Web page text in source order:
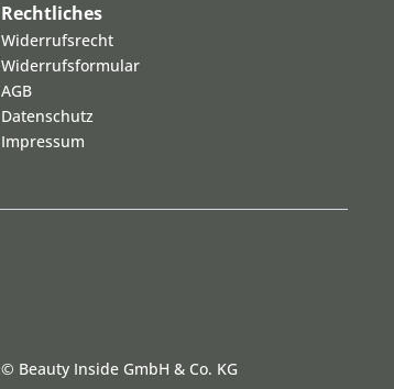
Rechtliches
Widerrufsrecht
Widerrufsformular
AGB
Datenschutz
Impressum
© Beauty Inside GmbH & Co. KG